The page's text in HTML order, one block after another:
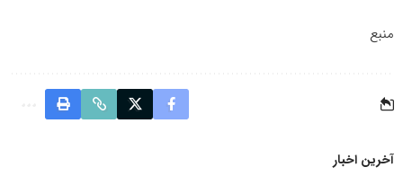
منبع
آخرین اخبار